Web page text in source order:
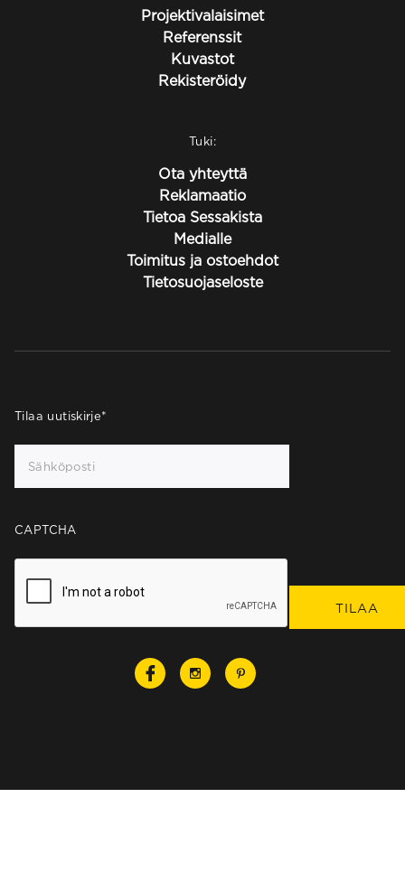
Projektivalaisimet
Referenssit
Kuvastot
Rekisteröidy
Tuki:
Ota yhteyttä
Reklamaatio
Tietoa Sessakista
Medialle
Toimitus ja ostoehdot
Tietosuojaseloste
Tilaa uutiskirje*
CAPTCHA